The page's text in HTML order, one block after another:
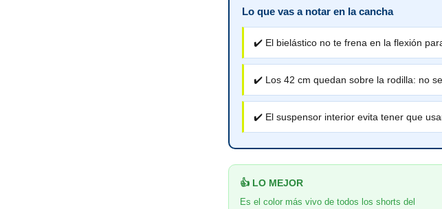
Lo que vas a notar en la cancha
✔️ El bielástico no te frena en la flexión
✔️ Los 42 cm quedan sobre la rodilla: no
✔️ El suspensor interior evita tener que
👍 LO MEJOR
Es el color más vivo de todos los shorts del